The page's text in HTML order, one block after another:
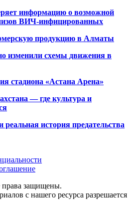
информацию о возможной
ВИЧ-инфицированных
продукцию в Алматы
изменили схемы движения в
стадиона «Астана Арена»
— где культура и
история предательства
защищены.
с нашего ресурса разрешается